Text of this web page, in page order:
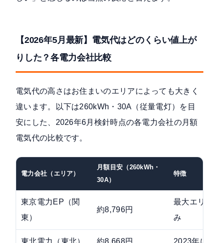
【2026年5月最新】電気代はどのくらい値上が
りした？各電力会社比較
電気代の高さはお住まいのエリアによっても大きく
違います。以下は260kWh・30A（従量電灯）を目
安にした、2026年6月検針時点の各電力会社の月額
電気代の比較です。
電力会社（エリア）
月額目安（260kWh・
30A）
特徴
東京電力EP（関
東）
約8,796円
最大エリア
み